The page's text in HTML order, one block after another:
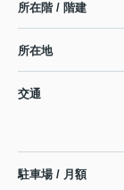
所在階 / 階建
所在地
交通
駐車場 / 月額